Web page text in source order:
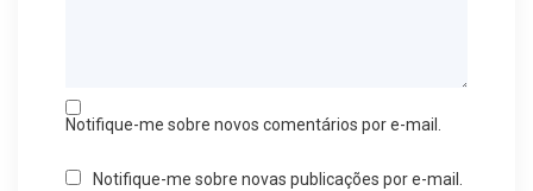
Notifique-me sobre novos comentários por e-mail.
Notifique-me sobre novas publicações por e-mail.